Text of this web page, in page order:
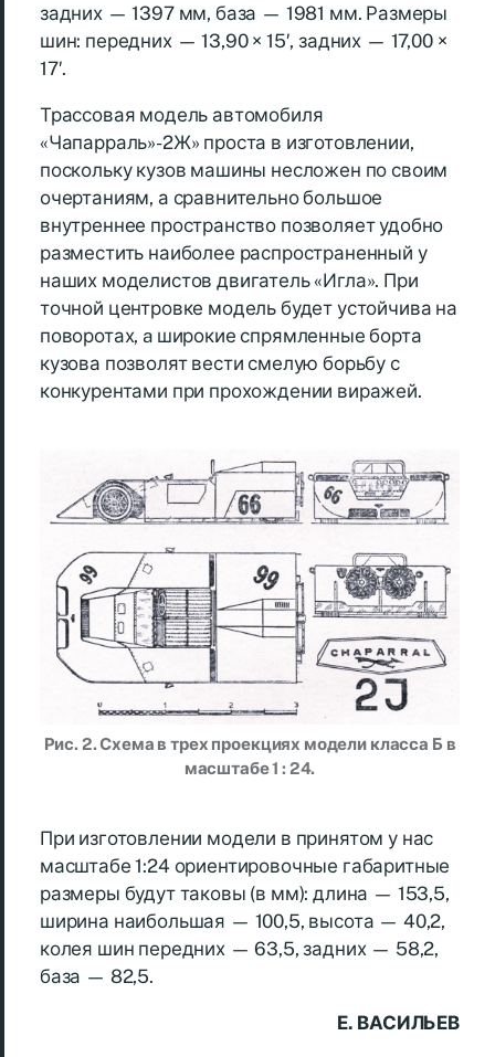
задних — 1397 мм, база — 1981 мм. Размеры
шин: передних — 13,90 × 15′, задних — 17,00 ×
17′.
Трассовая модель автомобиля
«Чапарраль»-2Ж» проста в изготовлении,
поскольку кузов машины несложен по своим
очертаниям, а сравнительно большое
внутреннее пространство позволяет удобно
разместить наиболее распространенный у
наших моделистов двигатель «Игла». При
точной центровке модель будет устойчива на
поворотах, a широкие спрямленные борта
кузова позволят вести смелую борьбу с
конкурентами при прохождении виражей.
Рис. 2. Схема в трех проекциях модели класса Б в
масштабе 1 : 24.
При изготовлении модели в принятом у нас
масштабе 1:24 ориентировочные габаритные
размеры будут таковы (в мм): длина — 153,5,
ширина наибольшая — 100,5, высота — 40,2,
колея шин передних — 63,5, задних — 58,2,
база — 82,5.
Е. ВАСИЛЬЕВ